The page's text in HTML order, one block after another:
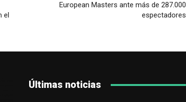
el
European Masters ante más de 287.000
espectadores
Últimas noticias